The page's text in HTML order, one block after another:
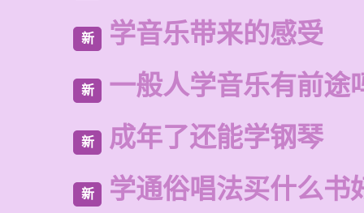
新 学音乐带来的感受
新 一般人学音乐有前途
新 成年了还能学钢琴
新 学通俗唱法买什么书